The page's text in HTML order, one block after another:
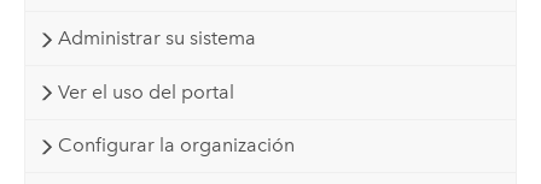
Administrar su sistema
Ver el uso del portal
Configurar la organización